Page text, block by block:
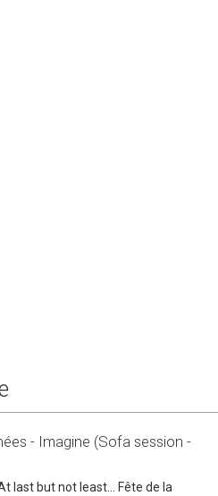
- Imagine (Sofa session -
last but not least... Fête de la